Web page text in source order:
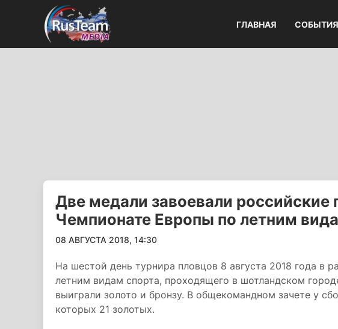
ГЛАВНАЯ СОБЫТИЯ
Две медали завоевали российские
Чемпионате Европы по летним
08 АВГУСТА 2018, 14:30
На шестой день турнира пловцов 8 августа 2018 года в
летним видам спорта, проходящего в шотландском
выиграли золото и бронзу. В общекомандном зачете у
которых 21 золотых.